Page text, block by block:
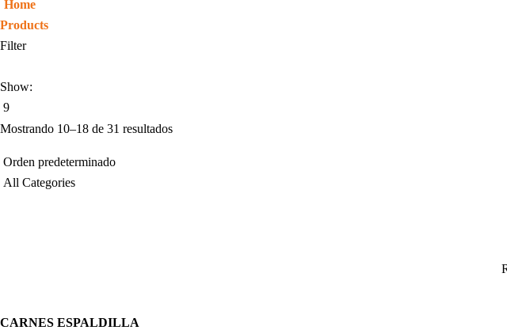
Home
Products
Filter
Show:
Mostrando 10–18 de 31 resultados
CARNES ESPALDILLA